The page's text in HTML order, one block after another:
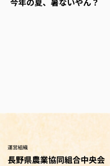
運営組織
長野県農業協同組合中央会